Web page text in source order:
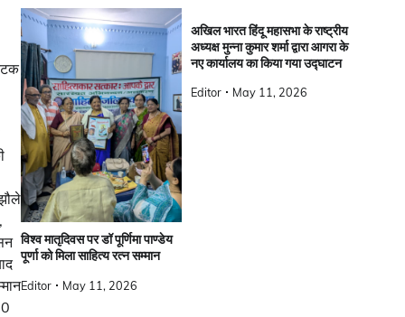
विश्व मातृदिवस पर डॉ पूर्णिमा पाण्डेय
पूर्णा को मिला साहित्य रत्न सम्मान
Editor May 11, 2026
अखिल भारत हिंदू महासभा के राष्ट्रीय
अध्यक्ष मुन्ना कुमार शर्मा द्वारा आगरा के
नए कार्यालय का किया गया उद्घाटन
Editor May 11, 2026